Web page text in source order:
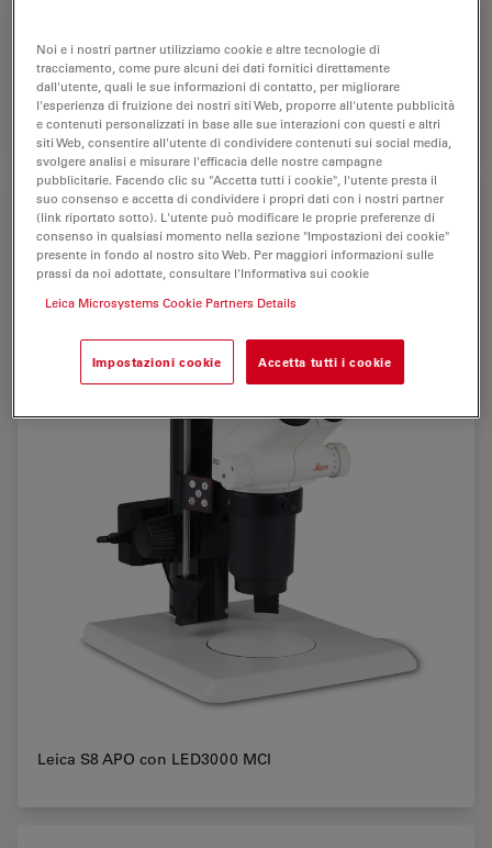
Leica S8 APO con Leica TL5000 Ergo e LED3000 SLI
Leica S8 APO con LED3000 MCI
Noi e i nostri partner utilizziamo cookie e altre tecnologie di
tracciamento, come pure alcuni dei dati fornitici direttamente
dall'utente, quali le sue informazioni di contatto, per migliorare
l'esperienza di fruizione dei nostri siti Web, proporre all'utente pubblicità
e contenuti personalizzati in base alle sue interazioni con questi e altri
siti Web, consentire all'utente di condividere contenuti sui social media,
svolgere analisi e misurare l'efficacia delle nostre campagne
pubblicitarie. Facendo clic su "Accetta tutti i cookie", l'utente presta il
suo consenso e accetta di condividere i propri dati con i nostri partner
(link riportato sotto). L'utente può modificare le proprie preferenze di
consenso in qualsiasi momento nella sezione "Impostazioni dei cookie"
presente in fondo al nostro sito Web. Per maggiori informazioni sulle
prassi da noi adottate, consultare l'Informativa sui cookie
Leica Microsystems Cookie Partners Details
Impostazioni cookie Accetta tutti i cookie